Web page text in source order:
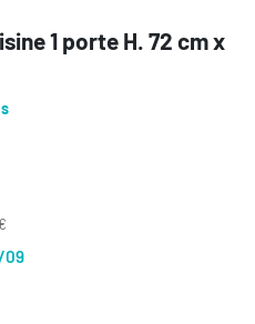
1 porte H. 72 cm x
09